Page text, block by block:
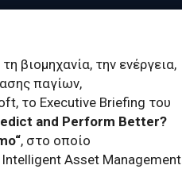
βιομηχανία, την ενέργεια,
παγίων,
το Executive Briefing του
and Perform Better?
“, στο οποίο
Intelligent Asset Management